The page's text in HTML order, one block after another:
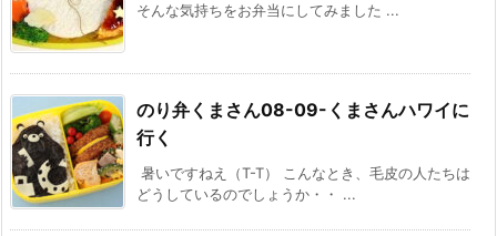
そんな気持ちをお弁当にしてみました ...
のり弁くまさん08-09-くまさんハワイに
行く
暑いですねえ（T-T） こんなとき、毛皮の人たちは
どうしているのでしょうか・・ ...